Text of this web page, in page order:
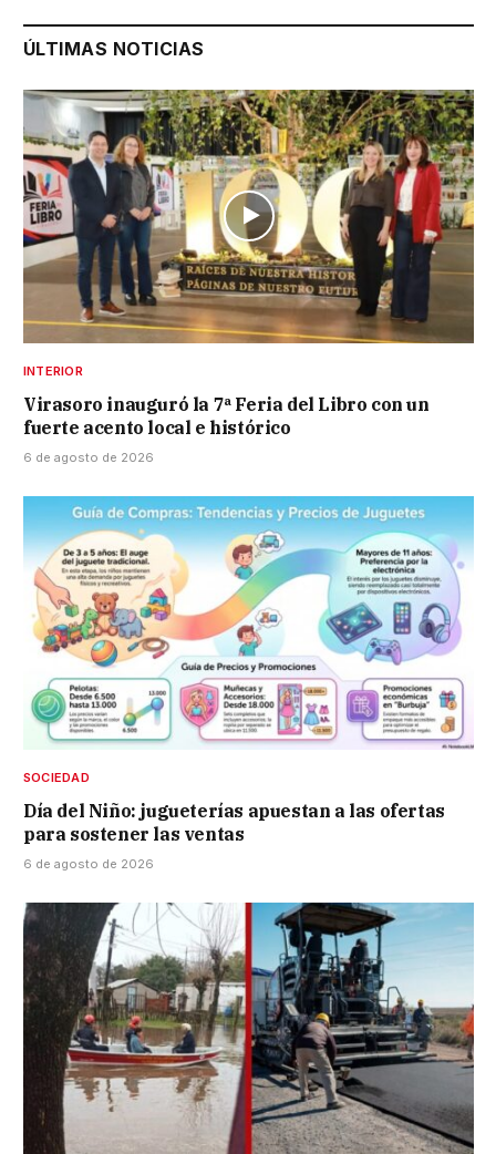
ÚLTIMAS NOTICIAS
INTERIOR
Virasoro inauguró la 7ª Feria del Libro con un
fuerte acento local e histórico
6 de agosto de 2026
SOCIEDAD
Día del Niño: jugueterías apuestan a las ofertas
para sostener las ventas
6 de agosto de 2026